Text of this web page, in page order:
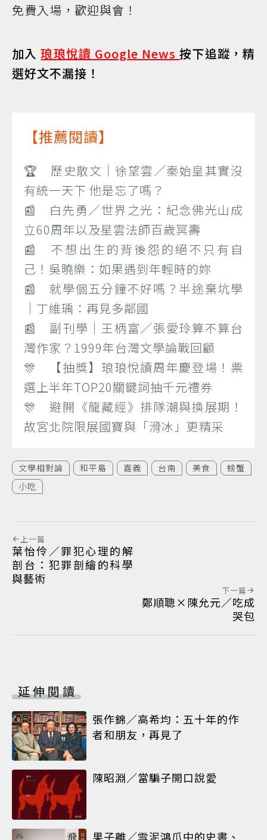
免費入場，歡迎與會！
加入琅琅悅讀 Google News按下追蹤，精
選好文不漏接！
【推薦閱讀】
🏆 歷史散文｜徐望雲／秦始皇其實沒
有統一天下 他是忘了嗎？
📰 白先勇／世界之光：紀念佛光山成
立60周年以及星雲法師百歲冥壽
📰 不想出生的背後怨的絕不只有自
己！吳曉樂：如果遇到年輕時的妳
📰 就學個五分鐘不好嗎？半途棄坑學
｜丁維瑀：再見多鄰國
📰 副刊學｜王柄富／張愛玲算不算台
灣作家？1999年台灣文學論戰回顧
🎊 【抽獎】琅琅悅讀周年慶登場！票
選上半年TOP20關鍵詞抽千元禮券
🎊 避開《龍藏經》排隊潮與換展期！
故宮北院限展國寶與「滑冰」更精采
文學相對論 和平島 嘉義 台南 美食
螃蟹
小吃
上一篇
葉怡伶／罪犯心理的解
剖台：犯罪剖繪的科學
與藝術
下一篇
鄭順聰×陳允元／吃成
哭包
延伸閱讀
張作錦／高希均：五十年的作
者和朋友，再見了
陳昭淵／當騙子開口說愛
果子離／雪泥鴻爪中的史書、